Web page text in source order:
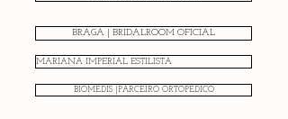
BRAGA | BRIDALROOM OFICIAL
MARIANA IMPERIAL ESTILISTA
BIOMEDIS |PARCEIRO ORTOPÉDICO